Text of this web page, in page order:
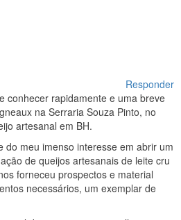
Responder
conhecer rapidamente e uma breve
na Serraria Souza Pinto, no
artesanal em BH.
do meu imenso interesse em abrir um
de queijos artesanais de leite cru
forneceu prospectos e material
necessários, um exemplar de